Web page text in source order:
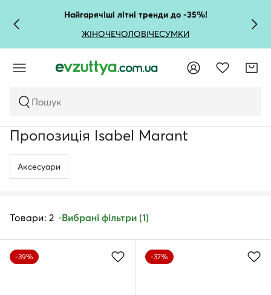
Найгарячіші літні тренди до -35%!
ЖІНОЧЕЧОЛОВІЧЕСУМКИ
Пошук
Пропозиція Isabel Marant
Аксесуари
Товари: 2 Вибрані фільтри (1)
-39% -37%